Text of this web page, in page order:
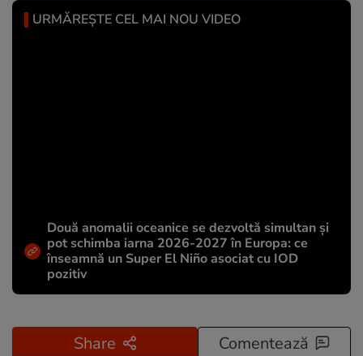
URMĂREȘTE CEL MAI NOU VIDEO
Două anomalii oceanice se dezvoltă simultan și
pot schimba iarna 2026-2027 în Europa: ce
înseamnă un Super El Niño asociat cu IOD
pozitiv
Share Comentează